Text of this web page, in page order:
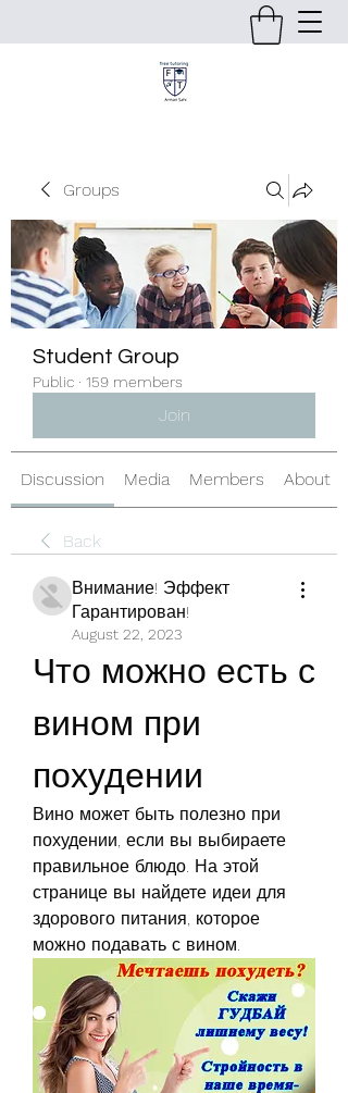
Groups
Student Group
Public · 159 members
Join
Discussion Media Members About
Back
Внимание! Эффект
Гарантирован!
August 22, 2023
Что можно есть с
вином при
похудении
Вино может быть полезно при
похудении, если вы выбираете
правильное блюдо. На этой
странице вы найдете идеи для
здорового питания, которое
можно подавать с вином.